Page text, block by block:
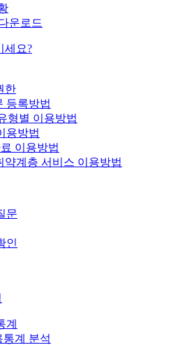
운로드
세요?
한
등록방법
형별 이용방법
용방법
이용방법
약계층 서비스 이용방법
문
인
계
통계 분석